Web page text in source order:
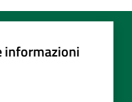
informazioni